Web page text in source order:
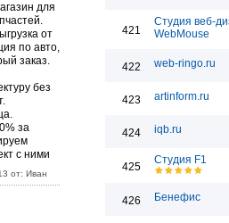
для
от
по авто,
заказ.
без
за
с ними
от: Иван
421
Студия веб-
WebMouse
422 web-ringo.ru
423 artinform.ru
424 iqb.ru
425
Студия F1
426 Бенефис